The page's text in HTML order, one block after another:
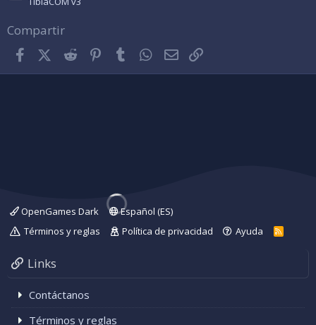
Compartir
FacebookX (Twitter)
Reddit Pinterest
Tumblr WhatsAppCorreo electrónico
OpenGames Dark
Español (ES)
Términos y reglas
Política de privacidad Ayuda
R
Links
Contáctanos
Términos y reglas